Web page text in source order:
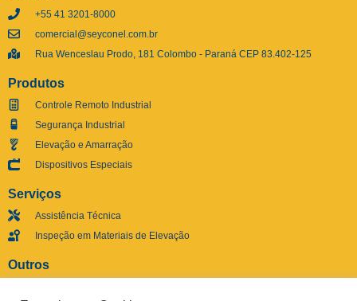
+55 41 3201-8000
comercial@seyconel.com.br
Rua Wenceslau Prodo, 181 Colombo - Paraná CEP 83.402-125
Produtos
Controle Remoto Industrial
Segurança Industrial
Elevação e Amarração
Dispositivos Especiais
Serviços
Assistência Técnica
Inspeção em Materiais de Elevação
Outros